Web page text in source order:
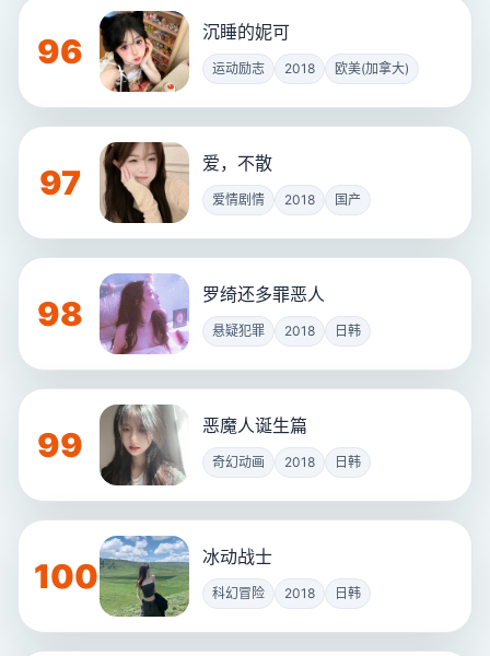
96 沉睡的妮可
运动励志 2018 欧美(加拿大)
97 爱，不散
爱情剧情 2018 国产
98 罗绮还多罪恶人
悬疑犯罪 2018 日韩
99 恶魔人诞生篇
奇幻动画 2018 日韩
100 冰动战士
科幻冒险 2018 日韩